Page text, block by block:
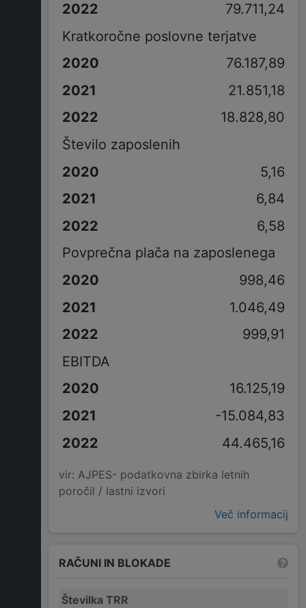
79.711,24
Kratkoročne poslovne terjatve
76.187,89
21.851,18
18.828,80
Število zaposlenih
5,16
6,84
6,58
Povprečna plača na zaposlenega
998,46
1.046,49
999,91
EBITDA
16.125,19
-15.084,83
44.465,16
vir: AJPES- podatkovna zbirka letnih
poročil / lastni izvori
Več informacij
RAČUNI IN BLOKADE
Številka TRR